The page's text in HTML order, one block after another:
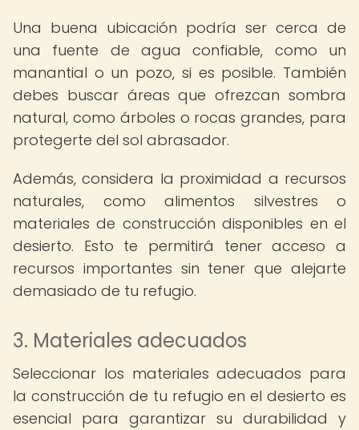
Una buena ubicación podría ser cerca de
una fuente de agua confiable, como un
manantial o un pozo, si es posible. También
debes buscar áreas que ofrezcan sombra
natural, como árboles o rocas grandes, para
protegerte del sol abrasador.
Además, considera la proximidad a recursos
naturales, como alimentos silvestres o
materiales de construcción disponibles en el
desierto. Esto te permitirá tener acceso a
recursos importantes sin tener que alejarte
demasiado de tu refugio.
3. Materiales adecuados
Seleccionar los materiales adecuados para
la construcción de tu refugio en el desierto es
esencial para garantizar su durabilidad y